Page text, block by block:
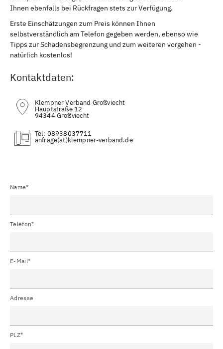
Ihnen ebenfalls bei Rückfragen stets zur Verfügung.
Erste Einschätzungen zum Preis können Ihnen
selbstverständlich am Telefon gegeben werden, ebenso wie
Tipps zur Schadensbegrenzung und zum weiteren vorgehen -
natürlich kostenlos!
Kontaktdaten:
Klempner Verband Großviecht
Hauptstraße 12
94344 Großviecht
Tel: 08938037711
(at)
Name*
Telefon*
E-Mail*
Adresse
PLZ*